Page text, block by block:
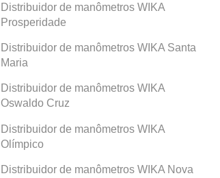
Distribuidor de manômetros WIKA
Prosperidade
Distribuidor de manômetros WIKA Santa
Maria
Distribuidor de manômetros WIKA
Oswaldo Cruz
Distribuidor de manômetros WIKA
Olímpico
Distribuidor de manômetros WIKA Nova